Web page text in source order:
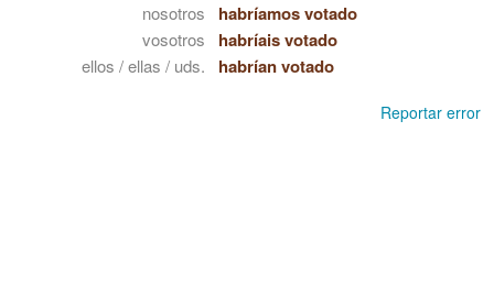
nosotros habríamos votado
vosotros habríais votado
ellos / ellas / uds. habrían votado
Reportar error